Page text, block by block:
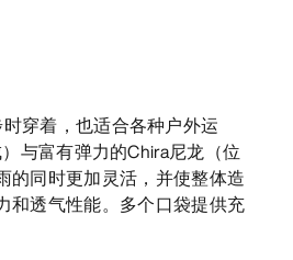
穿着，也适合各种户外运
与富有弹力的Chira尼龙（位
的同时更加灵活，并使整体造
和透气性能。多个口袋提供充